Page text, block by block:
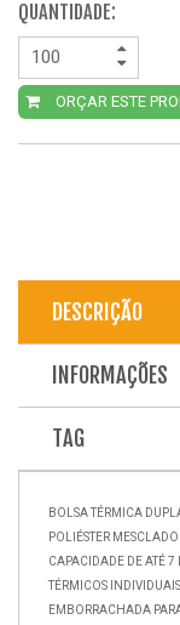
QUANTIDADE:
ORÇAR ESTE
DESCRIÇÃO
INFORMAÇÕES
TAG
BOLSA TÉRMICA
POLIÉSTER
CAPACIDADE DE ATÉ 7
TÉRMICOS
EMBORRACHADA